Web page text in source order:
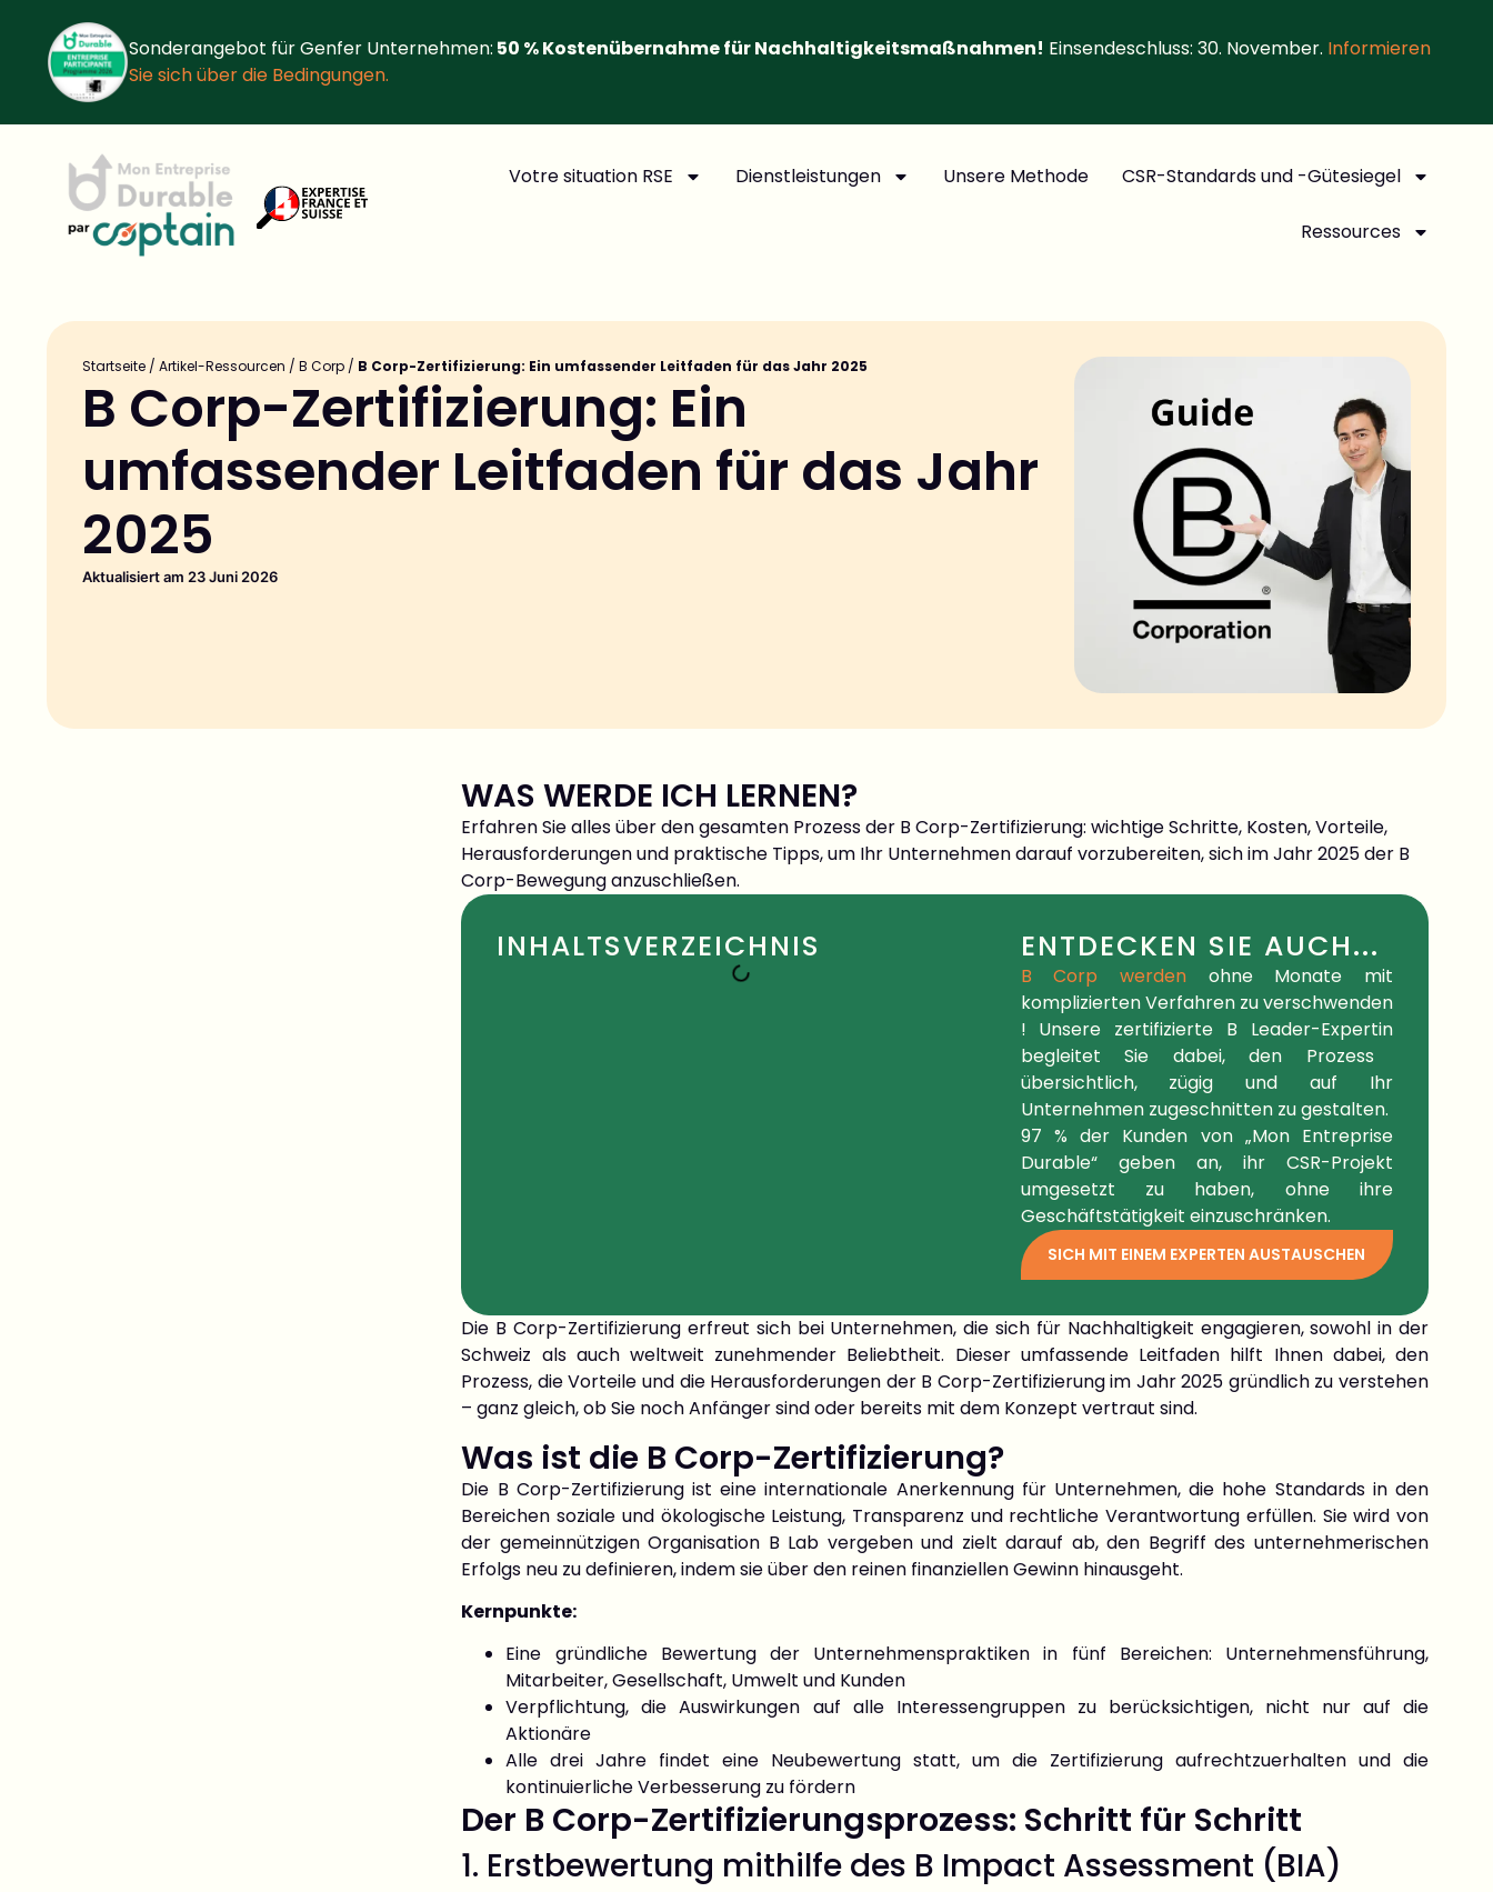
Sonderangebot für Genfer Unternehmen: 50 % Kostenübernahme für Nachhaltigkeitsmaßnahmen! Einsendeschluss: 30. November. Informieren
Sie sich über die Bedingungen.
Votre situation RSE Dienstleistungen Unsere Methode CSR-Standards und -Gütesiegel
Ressources
Startseite / Artikel-Ressourcen / B Corp / B Corp-Zertifizierung: Ein umfassender Leitfaden für das Jahr 2025
B Corp-Zertifizierung: Ein
umfassender Leitfaden für das Jahr
2025
Aktualisiert am 23 Juni 2026
WAS WERDE ICH LERNEN?
Erfahren Sie alles über den gesamten Prozess der B Corp-Zertifizierung: wichtige Schritte, Kosten, Vorteile,
Herausforderungen und praktische Tipps, um Ihr Unternehmen darauf vorzubereiten, sich im Jahr 2025 der B
Corp-Bewegung anzuschließen.
INHALTSVERZEICHNIS ENTDECKEN SIE AUCH...
B Corp werden ohneMonate mit
komplizierten Verfahren zu verschwenden
! Unsere zertifizierte B Leader-Expertin
begleitet Sie dabei, den Prozess
übersichtlich, zügig und auf Ihr
Unternehmen zugeschnitten zu gestalten.
97 % der Kunden von „Mon Entreprise
Durable“ geben an, ihr CSR-Projekt
umgesetzt zu haben, ohne ihre
Geschäftstätigkeit einzuschränken.
SICH MIT EINEM EXPERTEN AUSTAUSCHEN
Die B Corp-Zertifizierung erfreut sich bei Unternehmen, die sich für Nachhaltigkeit engagieren, sowohl in der
Schweiz als auch weltweit zunehmender Beliebtheit. Dieser umfassende Leitfaden hilft Ihnen dabei, den
Prozess, die Vorteile und die Herausforderungen der B Corp-Zertifizierung im Jahr 2025 gründlich zu verstehen
– ganz gleich, ob Sie noch Anfänger sind oder bereits mit dem Konzept vertraut sind.
Was ist die B Corp-Zertifizierung?
Die B Corp-Zertifizierung ist eine internationale Anerkennung für Unternehmen, die hohe Standards in den
Bereichen soziale und ökologische Leistung, Transparenz und rechtliche Verantwortung erfüllen. Sie wird von
der gemeinnützigen Organisation B Lab vergeben und zielt darauf ab, den Begriff des unternehmerischen
Erfolgs neu zu definieren, indem sie über den reinen finanziellen Gewinn hinausgeht.
Kernpunkte:
Eine gründliche Bewertung der Unternehmenspraktiken in fünf Bereichen: Unternehmensführung,
Mitarbeiter, Gesellschaft, Umwelt und Kunden
Verpflichtung, die Auswirkungen auf alle Interessengruppen zu berücksichtigen, nicht nur auf die
Aktionäre
Alle drei Jahre findet eine Neubewertung statt, um die Zertifizierung aufrechtzuerhalten und die
kontinuierliche Verbesserung zu fördern
Der B Corp-Zertifizierungsprozess: Schritt für Schritt
1. Erstbewertung mithilfe des B Impact Assessment (BIA)